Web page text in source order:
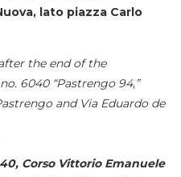
lato piazza Carlo
the end of the
6040 “Pastrengo 94,”
and Via Eduardo de
Corso Vittorio Emanuele